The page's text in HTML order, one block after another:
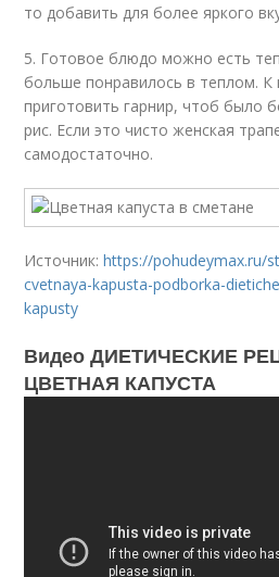
то добавить для более яркого
5. Готовое блюдо можно есть
больше понравилось в теплом. К
приготовить гарнир, чтоб было
рис. Если это чисто женская
самодостаточно.
Источник:https://pohudeymax.ru/
cvetnaya-kapusta-podborka-
kapusty
Видео ДИЕТИЧЕСКИЕ
ЦВЕТНАЯ КАПУСТА